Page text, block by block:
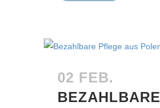
02 FEB.
BEZAHLBARE